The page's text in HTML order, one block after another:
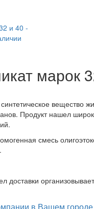
и 40 -
марок
вещество
Продукт нашел
смесь
доставки